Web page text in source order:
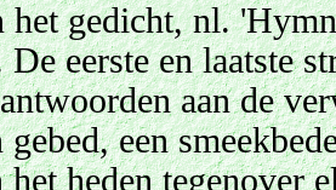
gedicht, nl.
De eerste en laatste
aan de
gebed, een
het heden tegenover